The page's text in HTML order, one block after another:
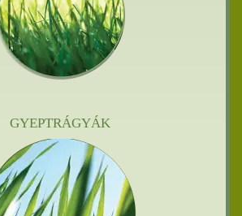
GYEPTRÁGYÁK